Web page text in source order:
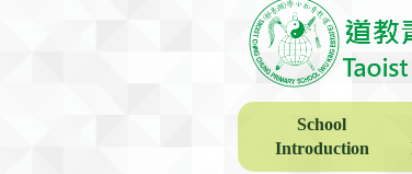
School
Introduction